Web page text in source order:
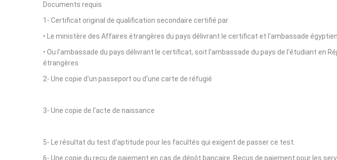
Documents requis
1- Certificat original de qualification secondaire certifié par
• Le ministère des Affaires étrangères du pays délivrant le certificat et l'ambassade
• Ou l'ambassade du pays délivrant le certificat, soit l'ambassade du pays de l'étudiant en
étrangères
2- Une copie d'un passeport ou d'une carte de réfugié
3- Une copie de l'acte de naissance
5- Le résultat du test d'aptitude pour les facultés qui exigent de passer ce test.
6- Une copie du reçu de paiement en cas de dépôt bancaire. Reçus de paiement pour les